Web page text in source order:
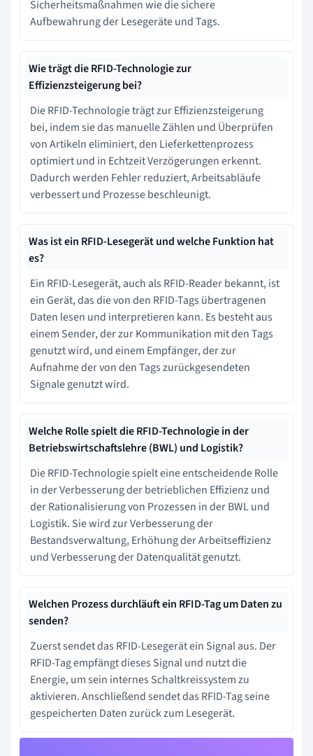
Sicherheitsmaßnahmen wie die sichere
Aufbewahrung der Lesegeräte und Tags.
Wie trägt die RFID-Technologie zur
Effizienzsteigerung bei?
Die RFID-Technologie trägt zur Effizienzsteigerung
bei, indem sie das manuelle Zählen und Überprüfen
von Artikeln eliminiert, den Lieferkettenprozess
optimiert und in Echtzeit Verzögerungen erkennt.
Dadurch werden Fehler reduziert, Arbeitsabläufe
verbessert und Prozesse beschleunigt.
Was ist ein RFID-Lesegerät und welche Funktion hat
es?
Ein RFID-Lesegerät, auch als RFID-Reader bekannt, ist
ein Gerät, das die von den RFID-Tags übertragenen
Daten lesen und interpretieren kann. Es besteht aus
einem Sender, der zur Kommunikation mit den Tags
genutzt wird, und einem Empfänger, der zur
Aufnahme der von den Tags zurückgesendeten
Signale genutzt wird.
Welche Rolle spielt die RFID-Technologie in der
Betriebswirtschaftslehre (BWL) und Logistik?
Die RFID-Technologie spielt eine entscheidende Rolle
in der Verbesserung der betrieblichen Effizienz und
der Rationalisierung von Prozessen in der BWL und
Logistik. Sie wird zur Verbesserung der
Bestandsverwaltung, Erhöhung der Arbeitseffizienz
und Verbesserung der Datenqualität genutzt.
Welchen Prozess durchläuft ein RFID-Tag um Daten zu
senden?
Zuerst sendet das RFID-Lesegerät ein Signal aus. Der
RFID-Tag empfängt dieses Signal und nutzt die
Energie, um sein internes Schaltkreissystem zu
aktivieren. Anschließend sendet das RFID-Tag seine
gespeicherten Daten zurück zum Lesegerät.